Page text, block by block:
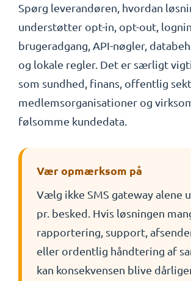
Spørg leverandøren, hvordan
understøtter opt-in, opt-out,
brugeradgang, API-nøgler,
og lokale regler. Det er særligt
som sundhed, finans, offentlig
medlemsorganisationer og
følsomme kundedata.
Vær opmærksom på
Vælg ikke SMS gateway alene
pr. besked. Hvis løsningen
rapportering, support,
eller ordentlig håndtering af
kan konsekvensen blive